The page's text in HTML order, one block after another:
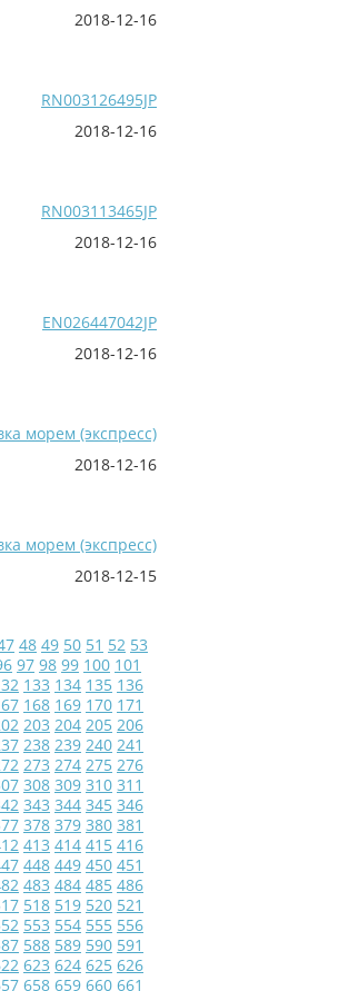
2018-12-16
RN003126495JP
2018-12-16
RN003113465JP
2018-12-16
EN026447042JP
2018-12-16
морем (экспресс)
2018-12-16
морем (экспресс)
2018-12-15
48 49 50 51 52 53
97 98 99 100 101
133 134 135 136
168 169 170 171
203 204 205 206
238 239 240 241
273 274 275 276
308 309 310 311
343 344 345 346
378 379 380 381
413 414 415 416
448 449 450 451
483 484 485 486
518 519 520 521
553 554 555 556
588 589 590 591
623 624 625 626
658 659 660 661